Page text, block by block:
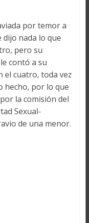
por temor a
nada lo que
pero su
contó a su
el cuatro, toda vez
hecho, por lo que
la comisión del
Sexual-
de una menor.